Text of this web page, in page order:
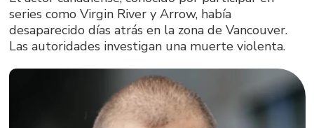
series como Virgin River y Arrow, había
desaparecido días atrás en la zona de Vancouver.
Las autoridades investigan una muerte violenta.